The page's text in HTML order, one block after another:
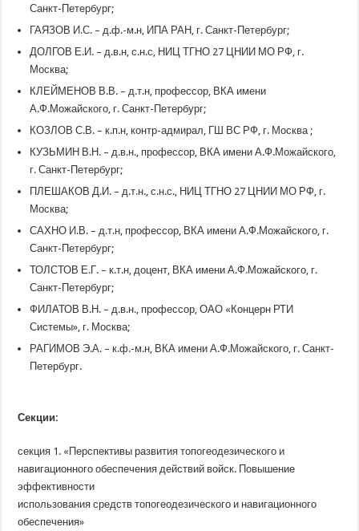
Санкт-Петербург;
ГАЯЗОВ И.С. – д.ф.-м.н, ИПА РАН, г. Санкт-Петербург;
ДОЛГОВ Е.И. – д.в.н, с.н.с, НИЦ ТГНО 27 ЦНИИ МО РФ, г.
Москва;
КЛЕЙМЕНОВ В.В. – д.т.н, профессор, ВКА имени
А.Ф.Можайского, г. Санкт-Петербург;
КОЗЛОВ С.В. – к.п.н, контр-адмирал, ГШ ВС РФ, г. Москва ;
КУЗЬМИН В.Н. – д.в.н., профессор, ВКА имени А.Ф.Можайского,
г. Санкт-Петербург;
ПЛЕШАКОВ Д.И. – д.т.н., с.н.с., НИЦ ТГНО 27 ЦНИИ МО РФ, г.
Москва;
САХНО И.В. – д.т.н, профессор, ВКА имени А.Ф.Можайского, г.
Санкт-Петербург;
ТОЛСТОВ Е.Г. – к.т.н, доцент, ВКА имени А.Ф.Можайского, г.
Санкт-Петербург;
ФИЛАТОВ В.Н. – д.в.н., профессор, ОАО «Концерн РТИ
Системы», г. Москва;
РАГИМОВ Э.А. – к.ф.-м.н, ВКА имени А.Ф.Можайского, г. Санкт-
Петербург.
Секции:
секция 1. «Перспективы развития топогеодезического и
навигационного обеспечения действий войск. Повышение
эффективности
использования средств топогеодезического и навигационного
обеспечения»